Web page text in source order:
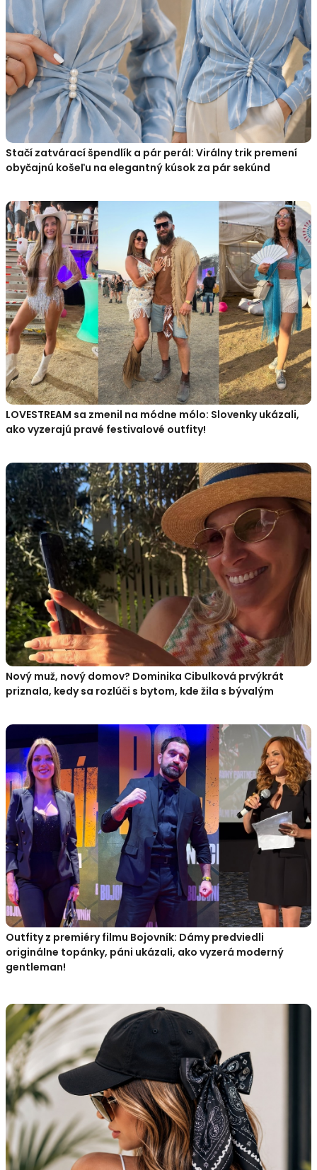
Stačí zatvárací špendlík a pár perál: Virálny trik premení
obyčajnú košeľu na elegantný kúsok za pár sekúnd
LOVESTREAM sa zmenil na módne mólo: Slovenky ukázali,
ako vyzerajú pravé festivalové outfity!
Nový muž, nový domov? Dominika Cibulková prvýkrát
priznala, kedy sa rozlúči s bytom, kde žila s bývalým
Outfity z premiéry filmu Bojovník: Dámy predviedli
originálne topánky, páni ukázali, ako vyzerá moderný
gentleman!